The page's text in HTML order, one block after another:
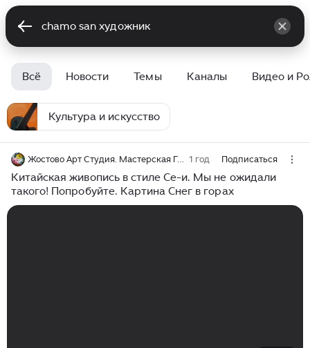
Всё Новости Темы Каналы Видео и
Культура и искусство
Жостово Арт Студия. Мастерская Гончаровых 1 год Подписаться
Китайская живопись в стиле Се-и. Мы не ожидали
такого! Попробуйте. Картина Снег в горах